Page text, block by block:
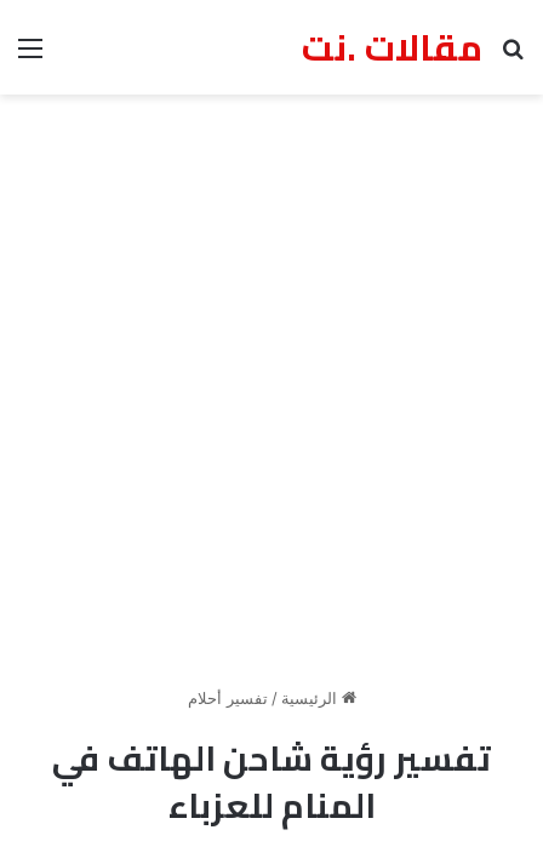
مقالات .نت
بحث عن
الرئيسية / تفسير أحلام
تفسير رؤية شاحن الهاتف في
المنام للعزباء